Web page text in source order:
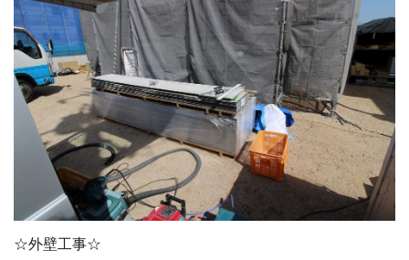
☆外壁工事☆